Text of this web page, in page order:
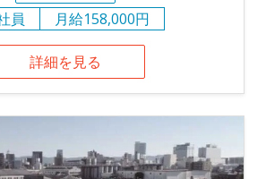
員
月給158,000円
詳細を見る